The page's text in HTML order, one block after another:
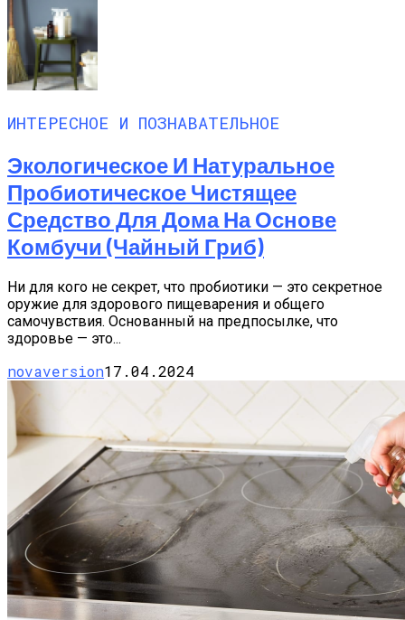
ИНТЕРЕСНОЕ И ПОЗНАВАТЕЛЬНОЕ
Экологическое И Натуральное
Пробиотическое Чистящее
Средство Для Дома На Основе
Комбучи (чайный Гриб)
Ни для кого не секрет, что пробиотики — это секретное
оружие для здорового пищеварения и общего
самочувствия. Основанный на предпосылке, что
здоровье — это...
novaversion17.04.2024